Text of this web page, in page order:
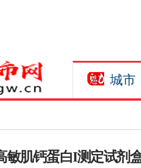
城市
敏肌钙蛋白I测定试剂